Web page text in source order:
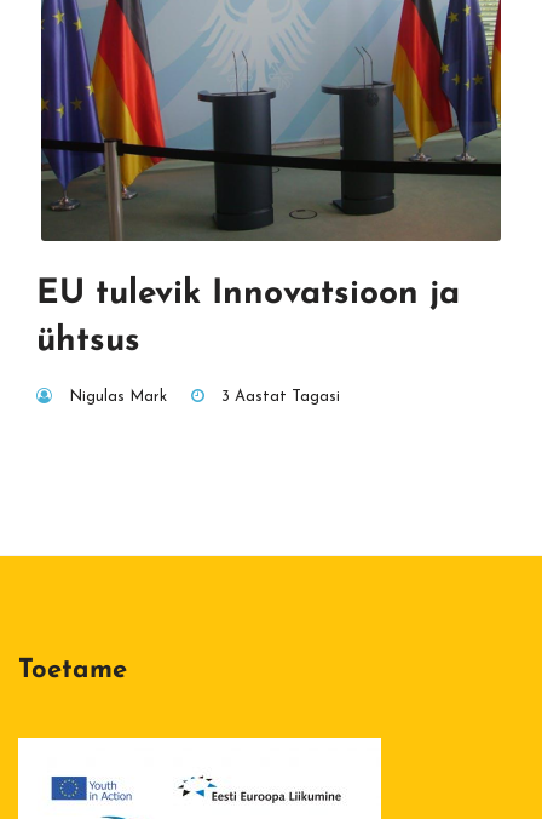
EU tulevik Innovatsioon ja
ühtsus
Nigulas Mark 3 Aastat Tagasi
Toetame